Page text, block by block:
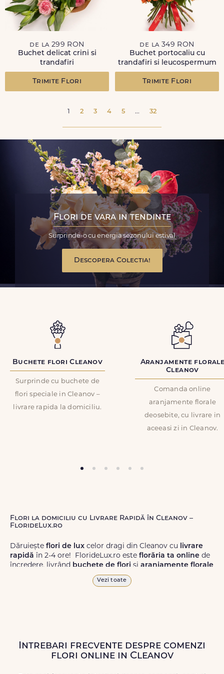
de la 299 RON
Buchet delicat crini si
trandafiri
Trimite Flori
de la 349 RON
Buchet portocaliu cu
trandafiri si leucospermum
Trimite Flori
1 2 3 4 5 ... 32
Flori de vara in tendinte
Surprinde-o cu energia sezonului estival
Descopera Colectia!
Buchete flori Cleanov
Surprinde cu buchete de
flori speciale in Cleanov –
livrare rapida la domiciliu.
Aranjamente
Cleanov
Comanda online
aranjamente florale
deosebite, cu livrare in
aceeasi zi in Cleanov.
Flori la domiciliu cu Livrare Rapidă în Cleanov –
FlorideLux.ro
Dăruiește flori de lux celor dragi din Cleanov cu livrare
rapidă în 2-4 ore! FlorideLux.ro este florăria ta online de
încredere, livrând buchete de flori și aranjamente florale
de calitate superioară în Cleanov și în toată România.
Livrăm buchete de florichiar și în weekend, pentru ca tu
să poți adresa un gest frumos atunci când ai nevoie.
Vezi toate
Intrebari frecvente despre comenzi
flori online in Cleanov